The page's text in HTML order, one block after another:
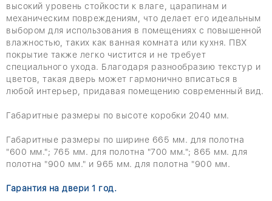
высокий уровень стойкости к влаге, царапинам и
механическим повреждениям, что делает его идеальным
выбором для использования в помещениях с повышенной
влажностью, таких как ванная комната или кухня. ПВХ
покрытие также легко чистится и не требует
специального ухода. Благодаря разнообразию текстур и
цветов, такая дверь может гармонично вписаться в
любой интерьер, придавая помещению современный вид.
Габаритные размеры по высоте коробки 2040 мм.
Габаритные размеры по ширине 665 мм. для полотна
"600 мм."; 765 мм. для полотна "700 мм."; 865 мм. для
полотна "900 мм." и 965 мм. для полотна "900 мм.
Гарантия на двери 1 год.